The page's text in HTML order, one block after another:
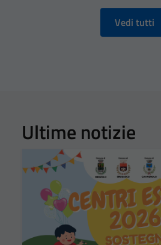
Vedi tutti
Ultime notizie